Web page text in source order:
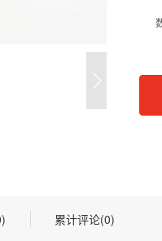
白酶磷酸酶抑制剂混合物-
累计评论(0)